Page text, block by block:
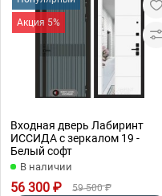
Акция 5%
Входная дверь Лабиринт
ИССИДА с зеркалом 19 -
Белый софт
В наличии
56 300 ₽ 59 500 ₽